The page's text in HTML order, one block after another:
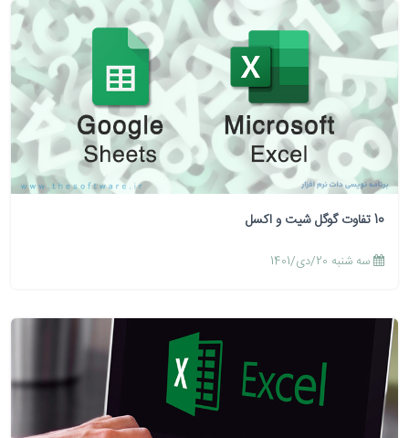
10 تفاوت گوگل شیت و اکسل
سه شنبه 20/دی/1401